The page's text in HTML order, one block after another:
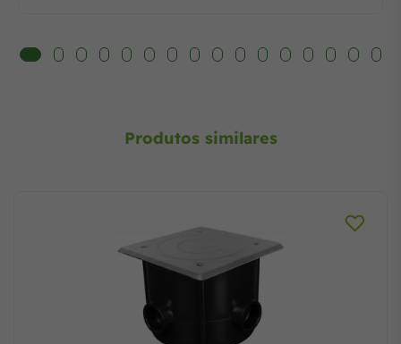
Produtos similares